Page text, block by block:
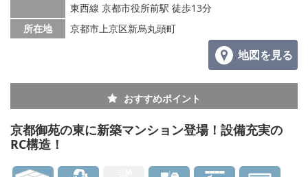
東西線 京都市役所前駅 徒歩13分
所在地
京都市上京区新烏丸頭町
地図を見る
おすすめポイント
京都御苑の東に新築マンション登場！設備充実の
RC構造！